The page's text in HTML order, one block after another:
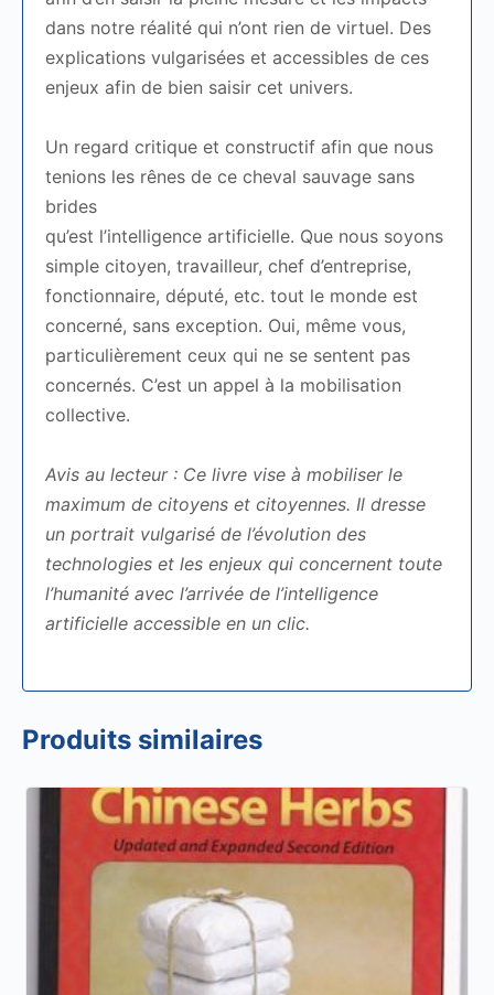
dans notre réalité qui n’ont rien de virtuel. Des
explications vulgarisées et accessibles de ces
enjeux afin de bien saisir cet univers.
Un regard critique et constructif afin que nous
tenions les rênes de ce cheval sauvage sans
brides
qu’est l’intelligence artificielle. Que nous soyons
simple citoyen, travailleur, chef d’entreprise,
fonctionnaire, député, etc. tout le monde est
concerné, sans exception. Oui, même vous,
particulièrement ceux qui ne se sentent pas
concernés. C’est un appel à la mobilisation
collective.
Avis au lecteur : Ce livre vise à mobiliser le
maximum de citoyens et citoyennes. Il dresse
un portrait vulgarisé de l’évolution des
technologies et les enjeux qui concernent toute
l’humanité avec l’arrivée de l’intelligence
artificielle accessible en un clic.
Produits similaires